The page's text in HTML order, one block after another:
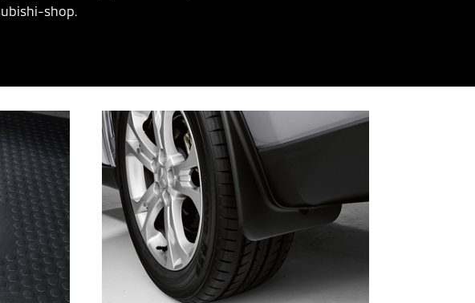
shop.